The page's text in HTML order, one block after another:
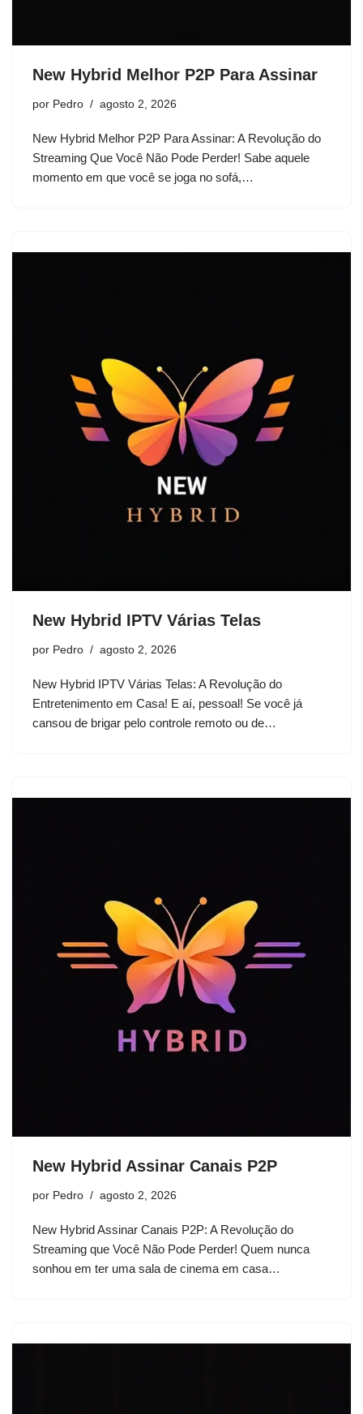
New Hybrid Melhor P2P Para Assinar
por Pedro agosto 2, 2026
New Hybrid Melhor P2P Para Assinar: A Revolução do
Streaming Que Você Não Pode Perder! Sabe aquele
momento em que você se joga no sofá,…
New Hybrid IPTV Várias Telas
por Pedro agosto 2, 2026
New Hybrid IPTV Várias Telas: A Revolução do
Entretenimento em Casa! E aí, pessoal! Se você já
cansou de brigar pelo controle remoto ou de…
New Hybrid Assinar Canais P2P
por Pedro agosto 2, 2026
New Hybrid Assinar Canais P2P: A Revolução do
Streaming que Você Não Pode Perder! Quem nunca
sonhou em ter uma sala de cinema em casa…